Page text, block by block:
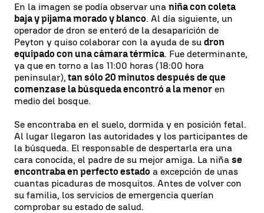
En la imagen se podía observar una niña con coleta
baja y pijama morado y blanco. Al día siguiente, un
operador de dron se enteró de la desaparición de
Peyton y quiso colaborar con la ayuda de su dron
equipado con una cámara térmica. Fue determinante,
ya que en torno a las 11:00 horas (18:00 hora
peninsular), tan sólo 20 minutos después de que
comenzase la búsqueda encontró a la menor en
medio del bosque.
Se encontraba en el suelo, dormida y en posición fetal.
Al lugar llegaron las autoridades y los participantes de
la búsqueda. El responsable de despertarla era una
cara conocida, el padre de su mejor amiga. La niña se
encontraba en perfecto estado a excepción de unas
cuantas picaduras de mosquitos. Antes de volver con
su familia, los servicios de emergencia querían
comprobar su estado de salud.